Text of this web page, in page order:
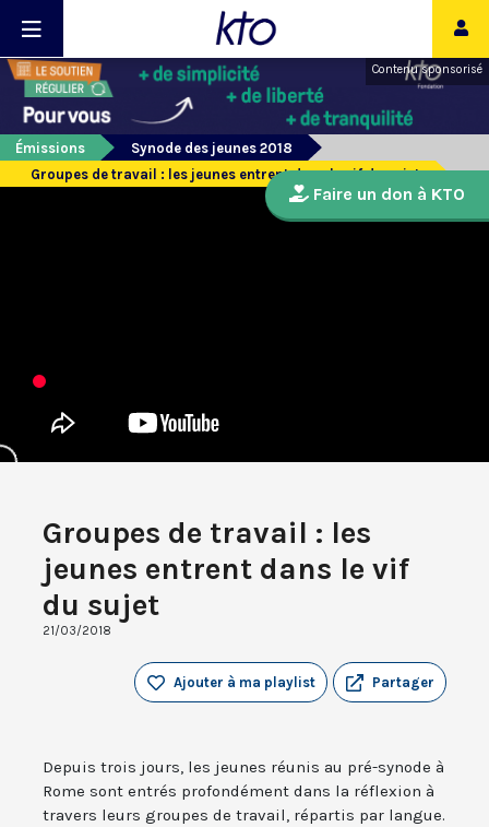
Contenu sponsorisé
Émissions
Synode des jeunes 2018
Groupes de travail : les jeunes entrent dans le vif du sujet
Groupes de travail : les
jeunes entrent dans le vif
du sujet
21/03/2018
Partager
Ajouter à ma playlist
Depuis trois jours, les jeunes réunis au pré-synode à
Rome sont entrés profondément dans la réflexion à
travers leurs groupes de travail, répartis par langue.
Faire un don à KTO